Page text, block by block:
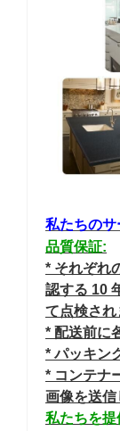
私たちのサ
品質保証:
* それぞれ
認する 10
て点検さ
* 配送前に
* パッキン
* コンテナ
画像を送信
私たちを